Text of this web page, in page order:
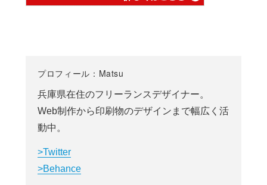
プロフィール：Matsu
兵庫県在住のフリーランスデザイナー。
Web制作から印刷物のデザインまで幅広く活
動中。
>Twitter
>Behance